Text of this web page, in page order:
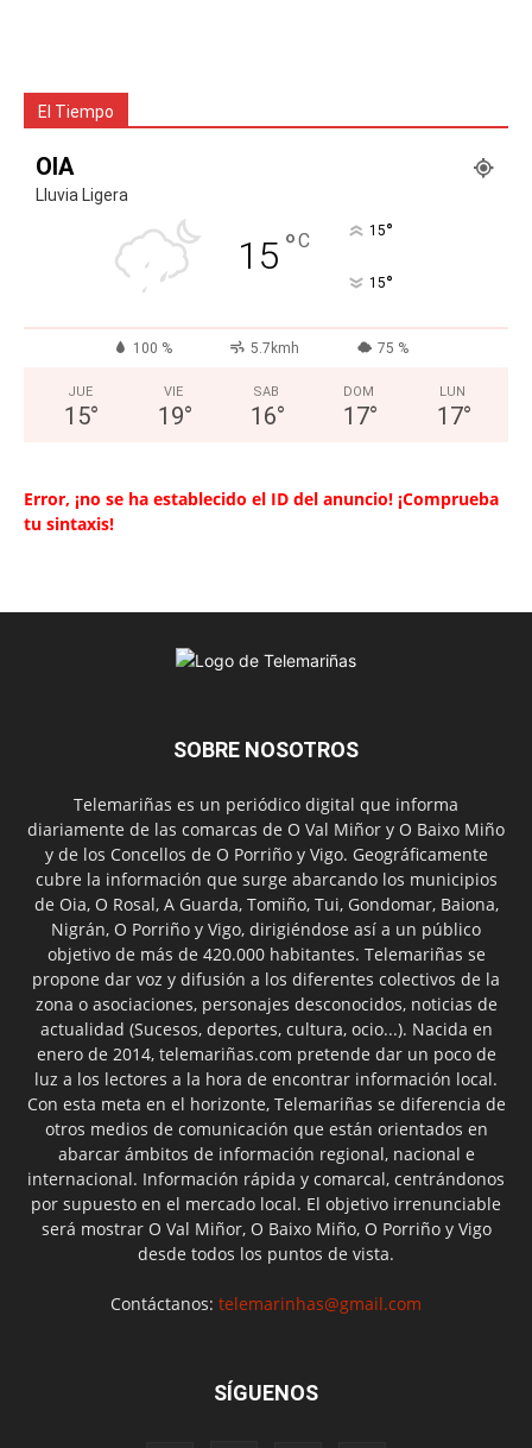
El Tiempo
OIA
Lluvia Ligera
15 °C 15°
15°
100 % 5.7kmh 75 %
JUE
15°
VIE
19°
SAB
16°
DOM
17°
LUN
17°
Error, ¡no se ha establecido el ID del anuncio! ¡Comprueba
tu sintaxis!
SOBRE NOSOTROS
Telemariñas es un periódico digital que informa
diariamente de las comarcas de O Val Miñor y O Baixo Miño
y de los Concellos de O Porriño y Vigo. Geográficamente
cubre la información que surge abarcando los municipios
de Oia, O Rosal, A Guarda, Tomiño, Tui, Gondomar, Baiona,
Nigrán, O Porriño y Vigo, dirigiéndose así a un público
objetivo de más de 420.000 habitantes. Telemariñas se
propone dar voz y difusión a los diferentes colectivos de la
zona o asociaciones, personajes desconocidos, noticias de
actualidad (Sucesos, deportes, cultura, ocio...). Nacida en
enero de 2014, telemariñas.com pretende dar un poco de
luz a los lectores a la hora de encontrar información local.
Con esta meta en el horizonte, Telemariñas se diferencia de
otros medios de comunicación que están orientados en
abarcar ámbitos de información regional, nacional e
internacional. Información rápida y comarcal, centrándonos
por supuesto en el mercado local. El objetivo irrenunciable
será mostrar O Val Miñor, O Baixo Miño, O Porriño y Vigo
desde todos los puntos de vista.
Contáctanos: telemarinhas@gmail.com
SÍGUENOS